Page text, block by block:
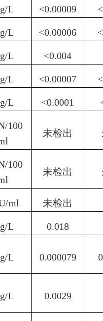
L <0.00009
L <0.00006
L <0.004
L <0.00007
L <0.0001
100
未检出
100
未检出
ml 未检出
L 0.018
L 0.000079
L 0.0029